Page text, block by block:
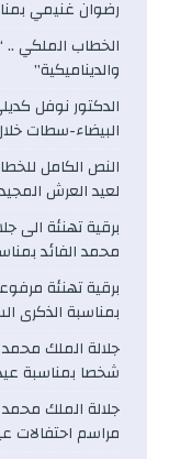
رضوان غنيمي
الخطاب الملكي ..
والديناميكية”
البيضاء-سطات خلال
لعيد العرش المجيد
برقية تهنئة الى
محمد الفائد
برقية تهنئة
بمناسبة الذكرى
شخصا بمناسبة
جلالة الملك
مراسم احتفالات